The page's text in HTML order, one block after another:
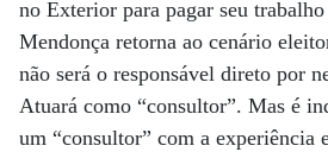
no Exterior para pagar seu
Mendonça retorna ao cenário
não será o responsável direto por
Atuará como “consultor”. Mas é
um “consultor” com a experiência